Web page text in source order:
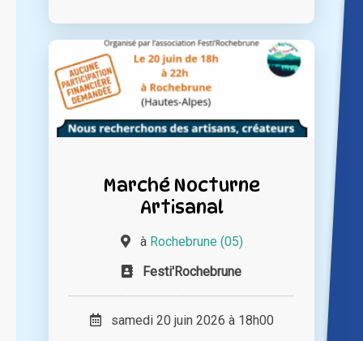
Marché Nocturne
Artisanal
à Rochebrune (05)
Festi'Rochebrune
samedi 20 juin 2026 à 18h00